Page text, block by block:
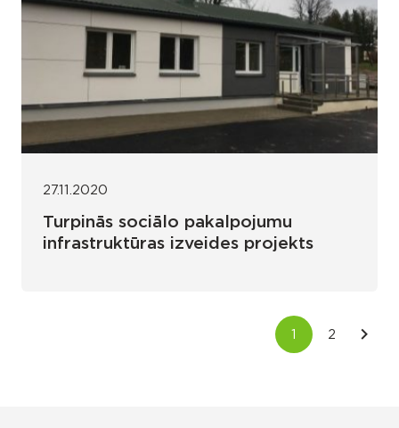
27.11.2020
Turpinās sociālo pakalpojumu
infrastruktūras izveides projekts